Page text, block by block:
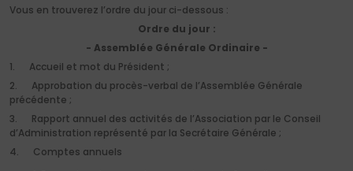
Vous en trouverez l’ordre du jour ci-dessous :
Ordre du jour :
- Assemblée Générale Ordinaire -
1. Accueil et mot du Président ;
2. Approbation du procès-verbal de l’Assemblée Générale
précédente ;
3. Rapport annuel des activités de l’Association par le Conseil
d’Administration représenté par la Secrétaire Générale ;
4. Comptes annuels